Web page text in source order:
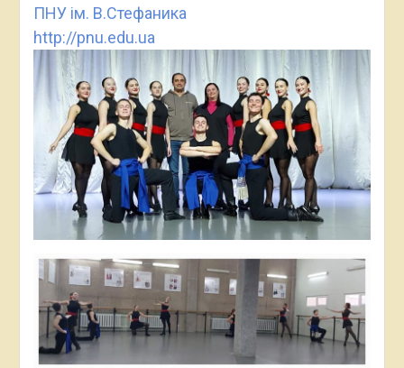
ПНУ ім. В.Стефаника
http://pnu.edu.ua